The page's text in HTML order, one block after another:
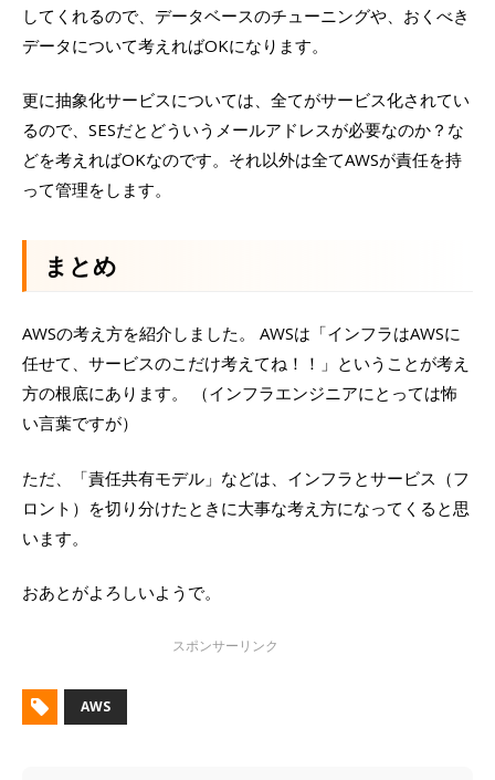
してくれるので、データベースのチューニングや、おくべき
データについて考えればOKになります。
更に抽象化サービスについては、全てがサービス化されてい
るので、SESだとどういうメールアドレスが必要なのか？な
どを考えればOKなのです。それ以外は全てAWSが責任を持
って管理をします。
まとめ
AWSの考え方を紹介しました。 AWSは「インフラはAWSに
任せて、サービスのこだけ考えてね！！」ということが考え
方の根底にあります。 （インフラエンジニアにとっては怖
い言葉ですが）
ただ、「責任共有モデル」などは、インフラとサービス（フ
ロント）を切り分けたときに大事な考え方になってくると思
います。
おあとがよろしいようで。
AWS